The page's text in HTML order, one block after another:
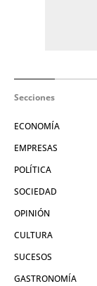
Secciones
ECONOMÍA
EMPRESAS
POLÍTICA
SOCIEDAD
OPINIÓN
CULTURA
SUCESOS
GASTRONOMÍA